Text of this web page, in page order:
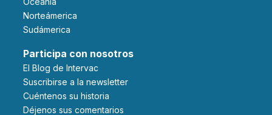
Norteámerica
Sudámerica
Participa con nosotros
El Blog de Intervac
Suscribirse a la newsletter
Cuéntenos su historia
Déjenos sus comentarios